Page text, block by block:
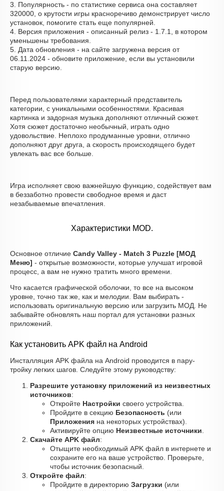
3. Популярность - по статистике сервиса она составляет
320000, о крутости игры красноречиво демонстрирует число
установок, помогите стать еще популярней.
4. Версия приложения - описанный релиз - 1.7.1, в котором
уменьшены требования.
5. Дата обновления - на сайте загружена версия от
06.11.2024 - обновите приложение, если вы установили
старую версию.
Перед пользователями характерный представитель
категории, с уникальными особенностями. Красивая
картинка и задорная музыка дополняют отличный сюжет.
Хотя сюжет достаточно необычный, играть одно
удовольствие. Неплохо продуманные уровни, отлично
дополняют друг друга, а скорость происходящего будет
увлекать вас все больше.
Игра исполняет свою важнейшую функцию, содействует вам
в беззаботно провести свободное время и даст
незабываемые впечатления.
Характеристики MOD.
Основное отличие Candy Valley - Match 3 Puzzle [МОД
Меню] - открытые возможности, которые улучшат игровой
процесс, а вам не нужно тратить много времени.
Что касается графической оболочки, то все на высоком
уровне, точно так же, как и мелодии. Вам выбирать -
использовать оригинальную версию или загрузить МОД. Не
забывайте обновлять наш портал для установки разных
приложений.
Как установить APK файл на Android
Инсталляция APK файла на Android проводится в пару-
тройку легких шагов. Следуйте этому руководству:
Разрешите установку приложений из неизвестных
источников:
Откройте Настройки своего устройства.
Пройдите в секцию Безопасность (или
Приложения на некоторых устройствах).
Активируйте опцию Неизвестные источники
Скачайте APK файл:
Отыщите необходимый APK файл в интернете и
сохраните его на ваше устройство. Проверьте,
чтобы источник безопасный.
Откройте файл:
Пройдите в директорию Загрузки (или